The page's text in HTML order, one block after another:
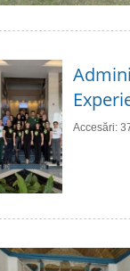
Accesări: